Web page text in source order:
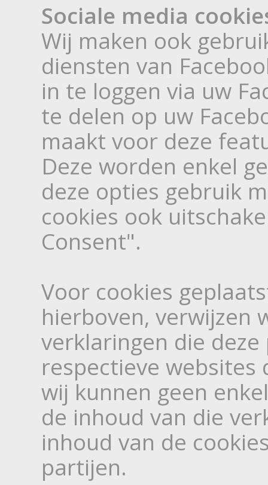
Sociale media
Wij maken ook
diensten van
in te loggen via uw
te delen op uw
maakt voor deze
Deze worden enkel
deze opties gebruik
cookies ook
Consent".
Voor cookies
hierboven, verwijzen
verklaringen die
respectieve websites
wij kunnen geen
de inhoud van die
inhoud van de
partijen.